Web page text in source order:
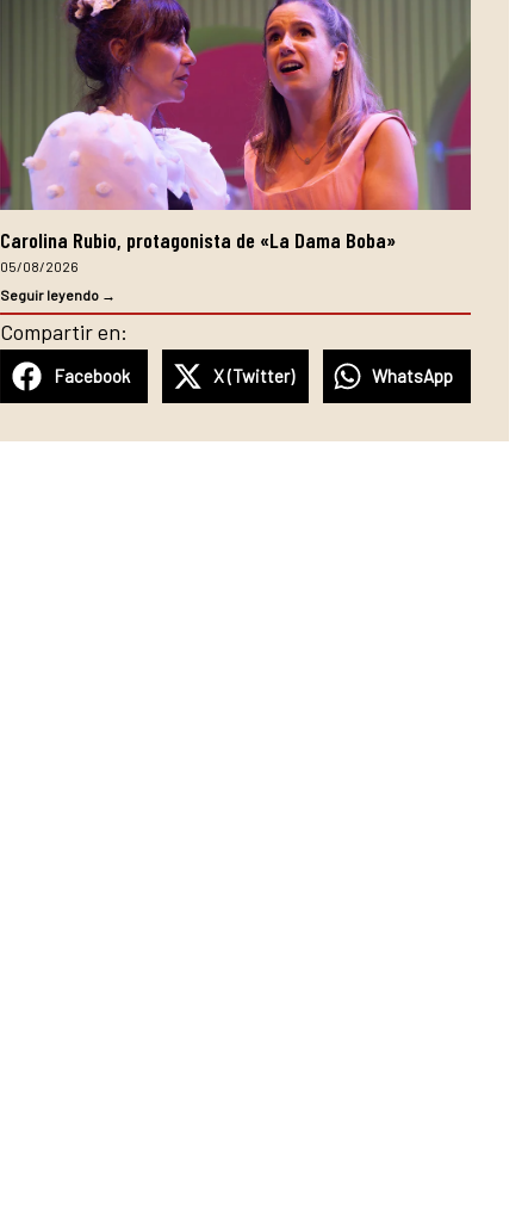
Carolina Rubio, protagonista de «La Dama Boba»
05/08/2026
Seguir leyendo →
Compartir en:
Facebook X (Twitter) WhatsApp